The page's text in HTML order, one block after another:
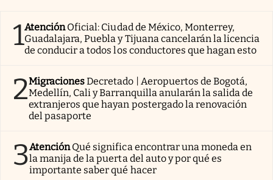
1AtenciónOficial: Ciudad de México, Monterrey,
Guadalajara, Puebla y Tijuana cancelarán la licencia
de conducir a todos los conductores que hagan esto
2MigracionesDecretado | Aeropuertos de Bogotá,
Medellín, Cali y Barranquilla anularán la salida de
extranjeros que hayan postergado la renovación
del pasaporte
3AtenciónQué significa encontrar una moneda en
la manija de la puerta del auto y por qué es
importante saber qué hacer